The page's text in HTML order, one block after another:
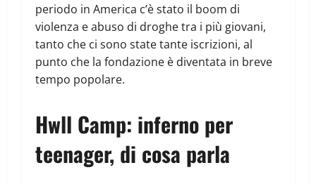
periodo in America c’è stato il boom di
violenza e abuso di droghe tra i più giovani,
tanto che ci sono state tante iscrizioni, al
punto che la fondazione è diventata in breve
tempo popolare.
Hwll Camp: inferno per
teenager, di cosa parla